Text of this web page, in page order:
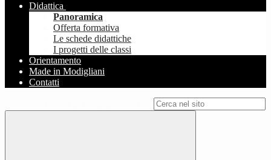
Didattica
Panoramica
Offerta formativa
Le schede didattiche
I progetti delle classi
Orientamento
Made in Modigliani
Contatti